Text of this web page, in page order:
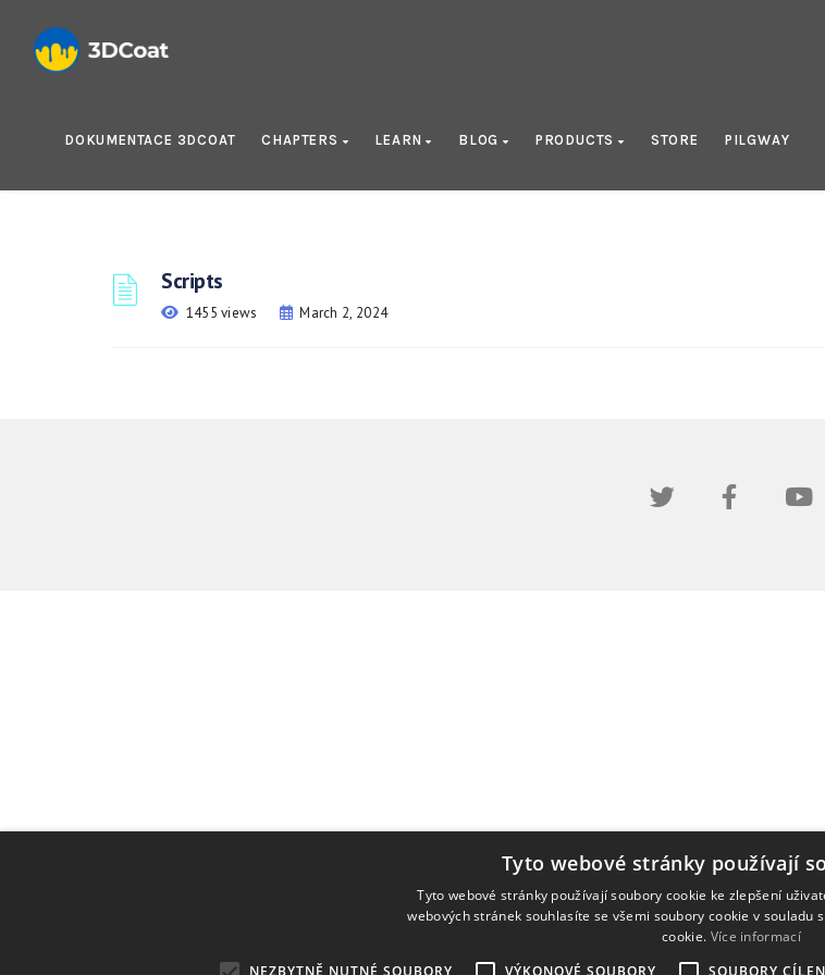
DOKUMENTACE 3DCOAT CHAPTERS LEARN BLOG PRODUCTS STORE PILGWAY
Scripts
1455 views March 2, 2024
Tyto webové stránky používají
Tyto webové stránky používají soubory cookie ke zlepšení
webových stránek souhlasíte se všemi soubory cookie v souladu
cookie. Více informací
NEZBYTNĚ NUTNÉ SOUBORY
VÝKONOVÉ SOUBORY SOUBORY